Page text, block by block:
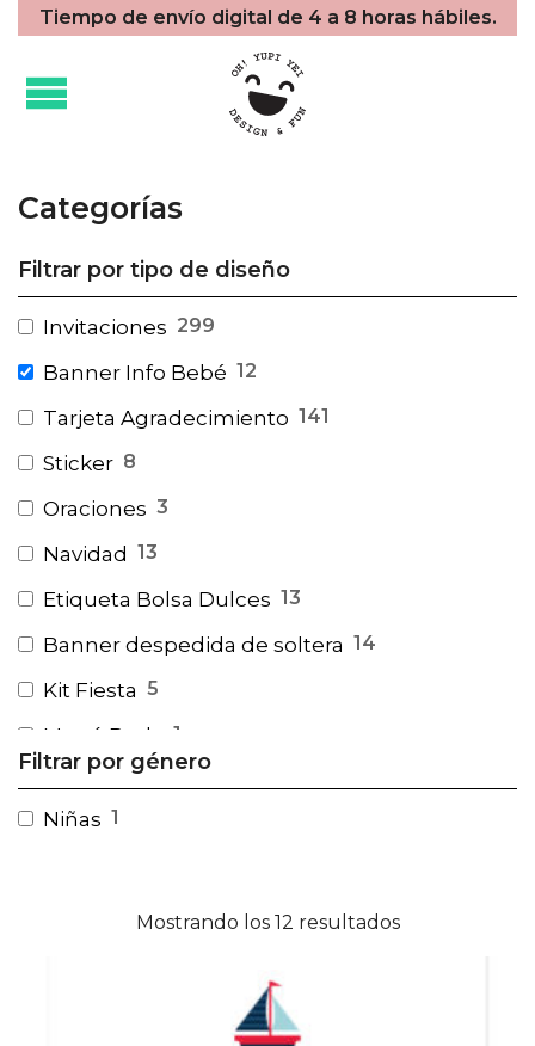
Tiempo de envío digital de 4 a 8 horas hábiles.
Categorías
Filtrar por tipo de diseño
Invitaciones 299
Banner Info Bebé 12
Tarjeta Agradecimiento 141
Sticker 8
Oraciones 3
Navidad 13
Etiqueta Bolsa Dulces 13
Banner despedida de soltera 14
Kit Fiesta 5
Menú Boda 1
Kit Infantil
XV Años
Etiquetas Bote Boda 1
Filtrar por género
Niñas 1
Mostrando los 12 resultados